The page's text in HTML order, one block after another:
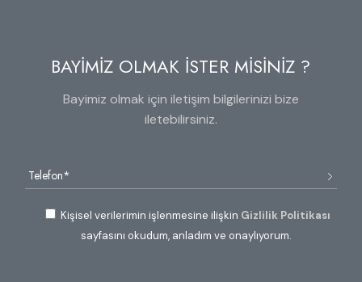
BAYİMİZ OLMAK İSTER MİSİNİZ ?
Bayimiz olmak için iletişim bilgilerinizi bize
iletebilirsiniz.
Kişisel verilerimin işlenmesine ilişkin Gizlilik Politikası
sayfasını okudum, anladım ve onaylıyorum.